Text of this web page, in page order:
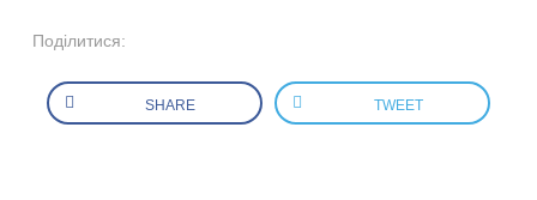
Поділитися:
SHARE TWEET